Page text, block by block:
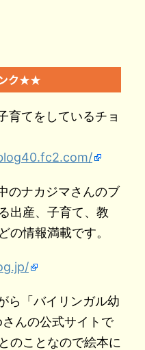
ク★★
育てをしているチョ
のナカジマさんのブ
出産、子育て、教
の情報満載です。
ら「バイリンガル幼
んの公式サイトで
のことなので絵本に